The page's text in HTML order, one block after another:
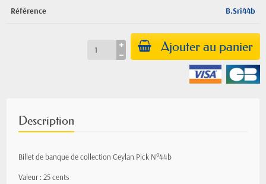
Référence B.Sri44b
Ajouter au panier
Description
Billet de banque de collection Ceylan Pick N°44b
Valeur : 25 cents